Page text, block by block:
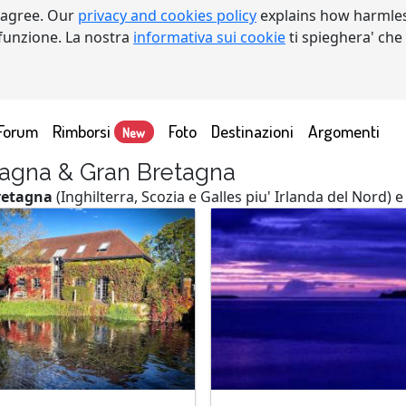
Our privacy and cookies policy explains how
La nostra informativa sui cookieti spieghera'
Rimborsi New Foto Destinazioni Argomenti
& Gran Bretagna
(Inghilterra, Scozia e Galles piu' Irlanda del Nord) e